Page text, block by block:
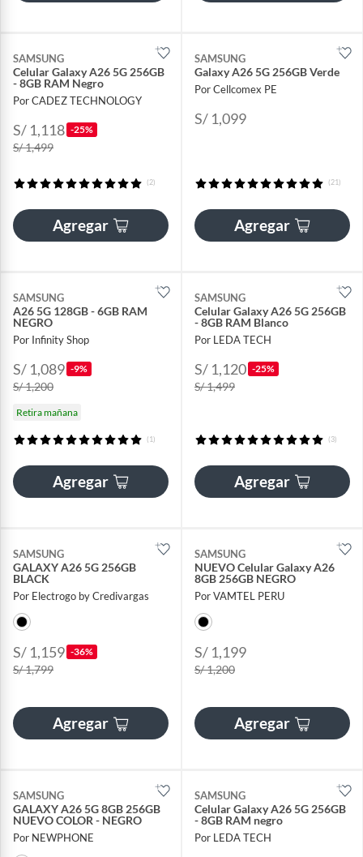
SAMSUNG
Celular Galaxy A26 5G 256GB
- 8GB RAM Negro
Por CADEZ TECHNOLOGY
S/ 1,118 -25%
S/ 1,499
(2)
Agregar
SAMSUNG
Galaxy A26 5G 256GB Verde
Por Cellcomex PE
S/ 1,099
(21)
Agregar
SAMSUNG
A26 5G 128GB - 6GB RAM
NEGRO
Por Infinity Shop
S/ 1,089 -9%
S/ 1,200
Retira mañana
(1)
Agregar
SAMSUNG
Celular Galaxy A26 5G 256GB
- 8GB RAM Blanco
Por LEDA TECH
S/ 1,120 -25%
S/ 1,499
(3)
Agregar
SAMSUNG
GALAXY A26 5G 256GB
BLACK
Por Electrogo by Credivargas
S/ 1,159 -36%
S/ 1,799
Agregar
SAMSUNG
NUEVO Celular Galaxy A26
8GB 256GB NEGRO
Por VAMTEL PERU
S/ 1,199
S/ 1,200
Agregar
SAMSUNG
GALAXY A26 5G 8GB 256GB
NUEVO COLOR - NEGRO
Por NEWPHONE
SAMSUNG
Celular Galaxy A26 5G 256GB
- 8GB RAM negro
Por LEDA TECH